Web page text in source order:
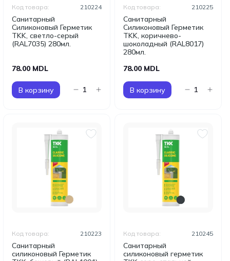
Санитарный
Силиконовый Герметик
TKK, светло-серый
(RAL7035) 280мл.
Код товара: 210224
78.00 MDL
В корзину
Санитарный
Силиконовый Герметик
TKK, коричнево-
шоколадный (RAL8017)
280мл.
Код товара: 210225
78.00 MDL
В корзину
Санитарный
силиконовый Герметик
Код товара: 210223
Санитарный
силиконовый герметик
Код товара: 210245